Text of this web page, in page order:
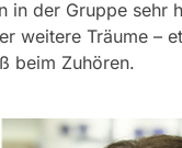
in der Gruppe
weitere Träume –
beim Zuhören.